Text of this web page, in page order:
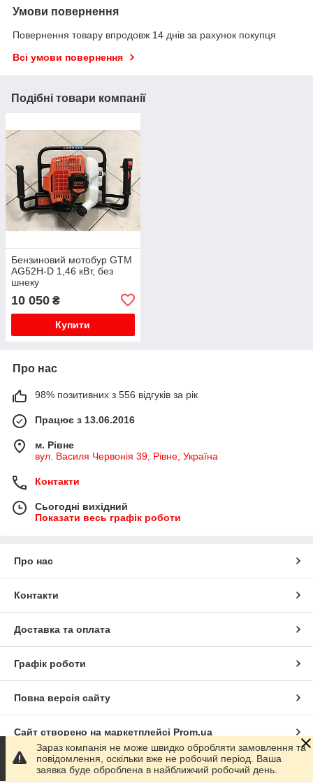
Умови повернення
Повернення товару впродовж 14 днів за рахунок покупця
Всі умови повернення
Подібні товари компанії
Бензиновий мотобур GTM
AG52H-D 1,46 кВт, без
шнеку
10 050 ₴
Купити
Про нас
98% позитивних з 556 відгуків за рік
Працює з 13.06.2016
м. Рівне
вул. Василя Червонія 39, Рівне, Україна
Контакти
Сьогодні вихідний
Показати весь графік роботи
Про нас
Контакти
Доставка та оплата
Графік роботи
Повна версія сайту
Сайт створено на маркетплейсі Prom.ua
Політика конфіденційності
Зараз компанія не може швидко обробляти замовлення та
повідомлення, оскільки вже не робочий період. Ваша
заявка буде оброблена в найближчий робочий день.